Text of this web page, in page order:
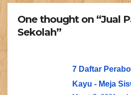
One thought on “Jual
Sekolah”
7 Daftar
Kayu - Meja